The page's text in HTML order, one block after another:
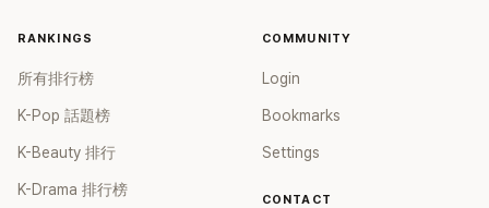
RANKINGS
所有排行榜
K-Pop 話題榜
K-Beauty 排行
K-Drama 排行榜
COMMUNITY
Login
Bookmarks
Settings
CONTACT